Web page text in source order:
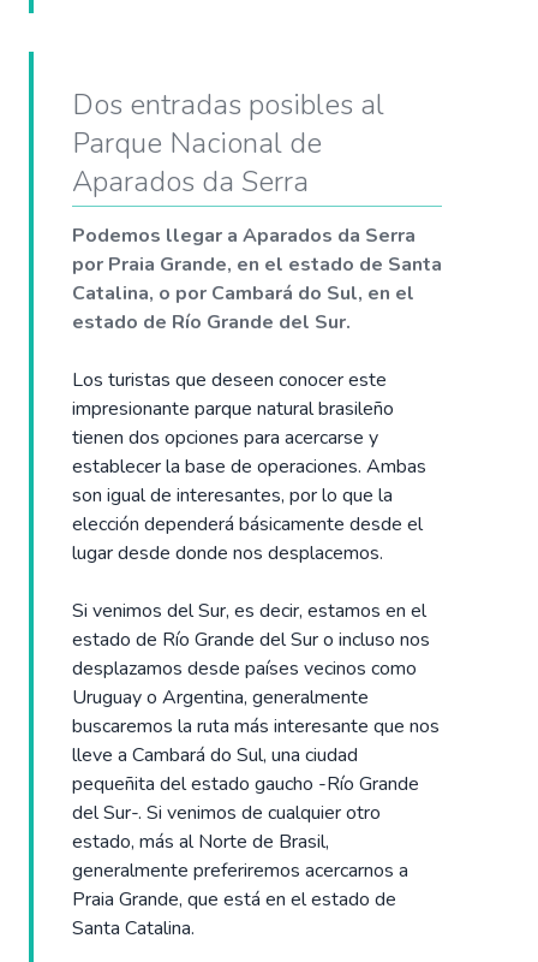
Dos entradas posibles al
Parque Nacional de
Aparados da Serra
Podemos llegar a Aparados da Serra
por Praia Grande, en el estado de Santa
Catalina, o por Cambará do Sul, en el
estado de Río Grande del Sur.
Los turistas que deseen conocer este
impresionante parque natural brasileño
tienen dos opciones para acercarse y
establecer la base de operaciones. Ambas
son igual de interesantes, por lo que la
elección dependerá básicamente desde el
lugar desde donde nos desplacemos.
Si venimos del Sur, es decir, estamos en el
estado de Río Grande del Sur o incluso nos
desplazamos desde países vecinos como
Uruguay o Argentina, generalmente
buscaremos la ruta más interesante que nos
lleve a Cambará do Sul, una ciudad
pequeñita del estado gaucho -Río Grande
del Sur-. Si venimos de cualquier otro
estado, más al Norte de Brasil,
generalmente preferiremos acercarnos a
Praia Grande, que está en el estado de
Santa Catalina.